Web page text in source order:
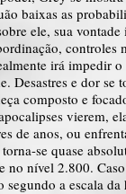
baixas as
ele, sua
irá
Desastres e dor
composto e
vierem,
de anos, ou
se quase
nível 2.800.
a escala da